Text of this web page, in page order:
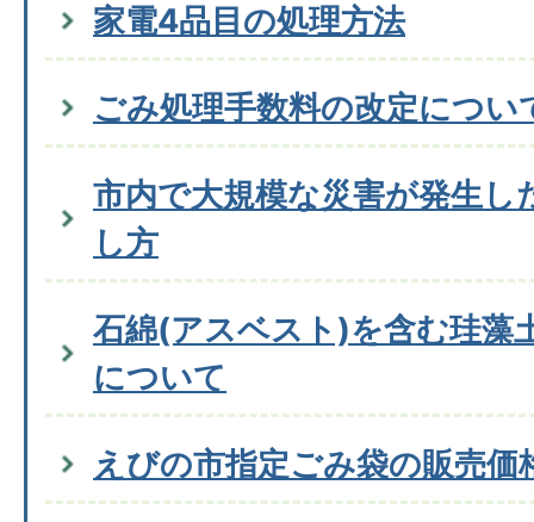
家電4品目の処理方法
ごみ処理手数料の改定につい
市内で大規模な災害が発生し
し方
石綿(アスベスト)を含む珪藻
について
えびの市指定ごみ袋の販売価